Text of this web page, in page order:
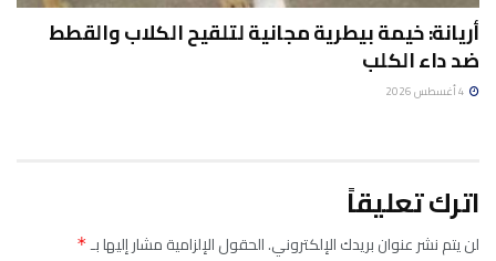
أريانة: خيمة بيطرية مجانية لتلقيح الكلاب والقطط
ضد داء الكلب
اترك تعليقاً
لن يتم نشر عنوان بريدك الإلكتروني.الحقول الإلزامية مشار إليها بـ*